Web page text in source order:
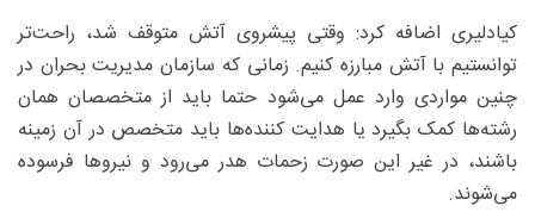
کیادلیری اضافه کرد: وقتی پیشروی آتش متوقف شد، راحت‌تر
توانستیم با آتش مبارزه کنیم. زمانی که سازمان مدیریت بحران در
چنین مواردی وارد عمل می‌شود حتما باید از متخصصان همان
رشته‌ها کمک بگیرد یا هدایت کننده‌ها باید متخصص در آن زمینه
باشند، در غیر این صورت زحمات هدر می‌رود و نیروها فرسوده
می‌شوند.